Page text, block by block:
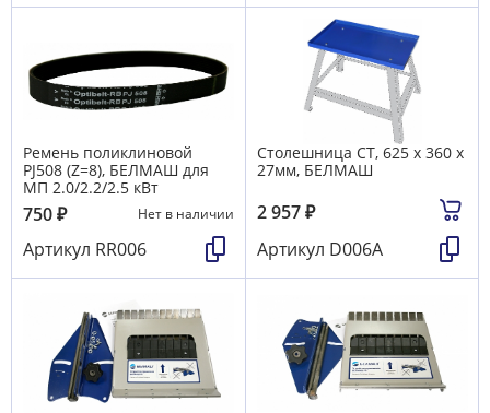
Ремень поликлиновой
PJ508 (Z=8), БЕЛМАШ для
МП 2.0/2.2/2.5 кВт
750₽ Нет в наличии
Артикул RR006
Столешница СТ, 625 х 360 х
27мм, БЕЛМАШ
2 957₽
Артикул D006A